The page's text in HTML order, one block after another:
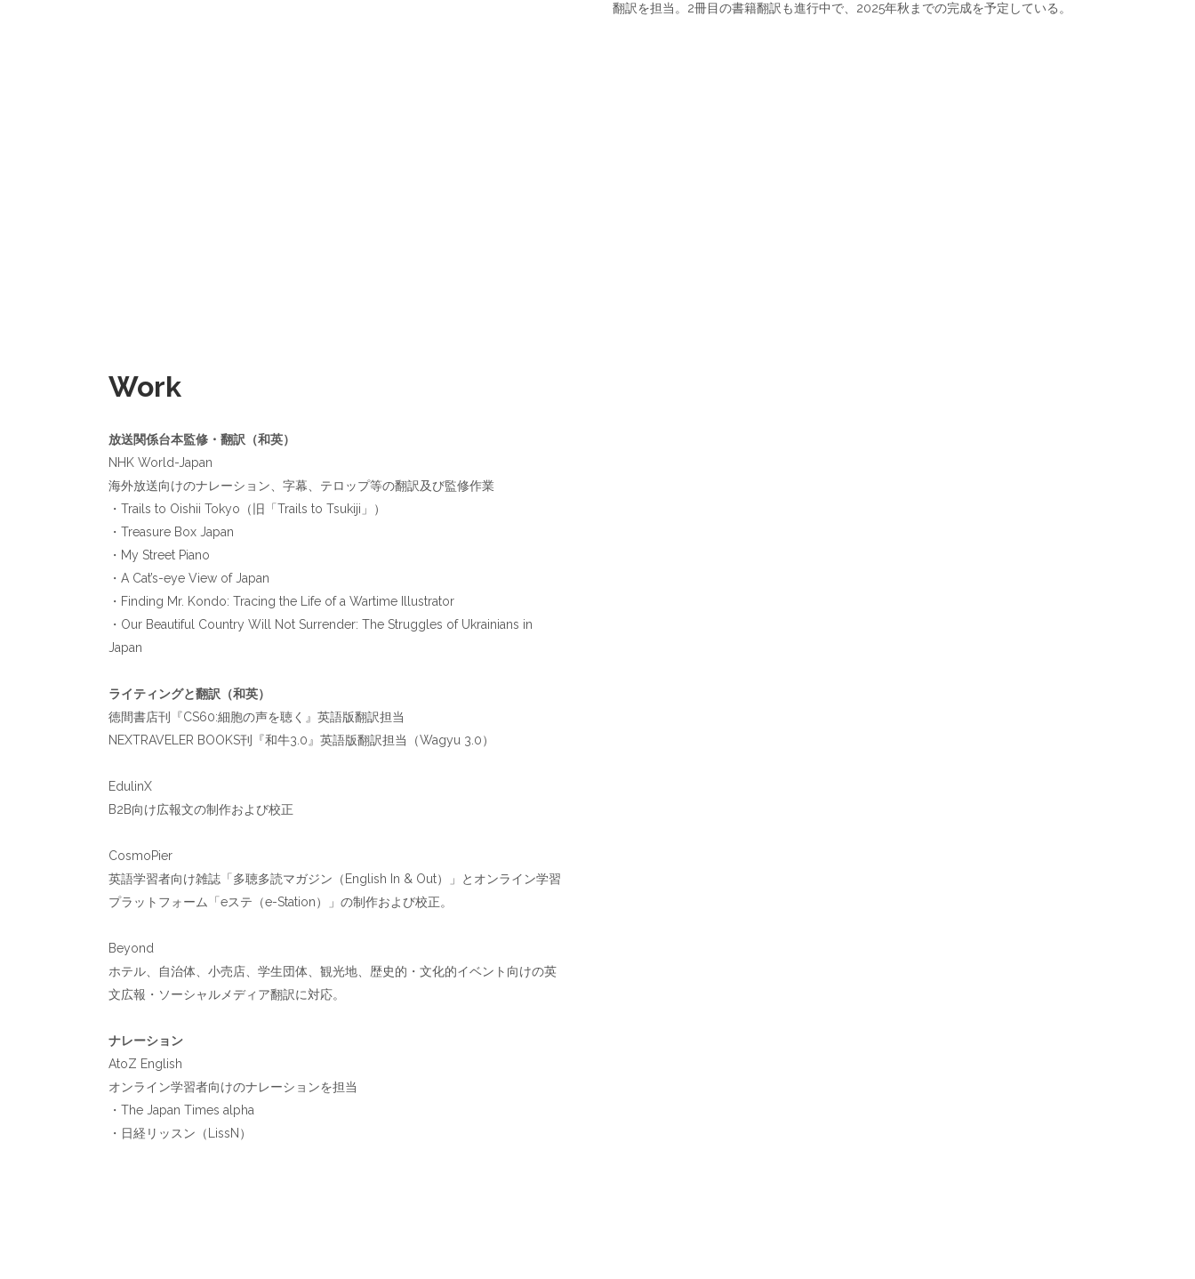
翻訳を担当。2冊目の書籍翻訳も進行中で、2025年秋までの完成を予定している。
Work
放送関係台本監修・翻訳（和英）
NHK World-Japan
海外放送向けのナレーション、字幕、テロップ等の翻訳及び監修作業
・Trails to Oishii Tokyo（旧「Trails to Tsukiji」）
・Treasure Box Japan
・My Street Piano
・A Cat’s-eye View of Japan
・Finding Mr. Kondo: Tracing the Life of a Wartime Illustrator
・Our Beautiful Country Will Not Surrender: The Struggles of Ukrainians in
Japan
ライティングと翻訳（和英）
徳間書店刊『CS60:細胞の声を聴く』英語版翻訳担当
NEXTRAVELER BOOKS刊『和牛3.0』英語版翻訳担当（Wagyu 3.0）
EdulinX
B2B向け広報文の制作および校正
CosmoPier
英語学習者向け雑誌「多聴多読マガジン（English In & Out）」とオンライン学習
プラットフォーム「eステ（e-Station）」の制作および校正。
Beyond
ホテル、自治体、小売店、学生団体、観光地、歴史的・文化的イベント向けの英
文広報・ソーシャルメディア翻訳に対応。
ナレーション
AtoZ English
オンライン学習者向けのナレーションを担当
・The Japan Times alpha
・日経リッスン（LissN）